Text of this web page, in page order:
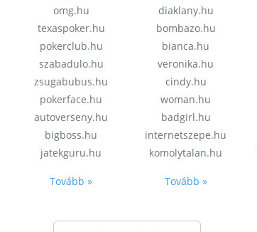
omg.hu
texaspoker.hu
pokerclub.hu
szabadulo.hu
zsugabubus.hu
pokerface.hu
autoverseny.hu
bigboss.hu
jatekguru.hu
Tovább »
diaklany.hu
bombazo.hu
bianca.hu
veronika.hu
cindy.hu
woman.hu
badgirl.hu
internetszepe.hu
komolytalan.hu
Tovább »